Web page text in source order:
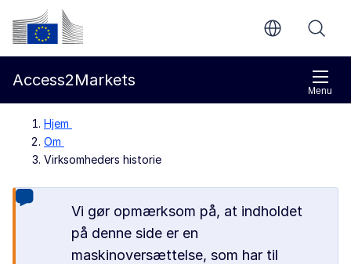
Gå til indholdet
Europa-Kommissionen
Menu
Access2Markets
Hjem
Om
Virksomheders historie
Vi gør opmærksom på, at indholdet
på denne side er en
maskinoversættelse, som har til